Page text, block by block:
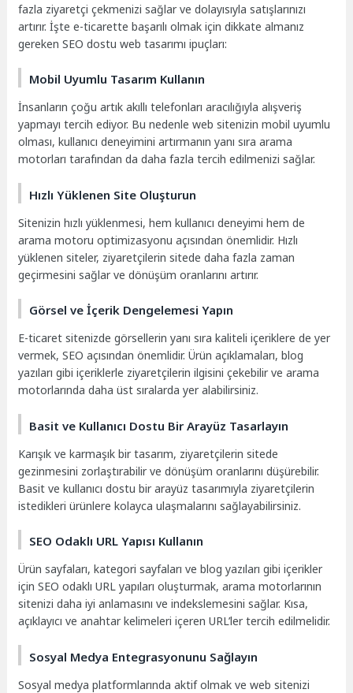
fazla ziyaretçi çekmenizi sağlar ve dolayısıyla satışlarınızı
artırır. İşte e-ticarette başarılı olmak için dikkate almanız
gereken SEO dostu web tasarımı ipuçları:
Mobil Uyumlu Tasarım Kullanın
İnsanların çoğu artık akıllı telefonları aracılığıyla alışveriş
yapmayı tercih ediyor. Bu nedenle web sitenizin mobil uyumlu
olması, kullanıcı deneyimini artırmanın yanı sıra arama
motorları tarafından da daha fazla tercih edilmenizi sağlar.
Hızlı Yüklenen Site Oluşturun
Sitenizin hızlı yüklenmesi, hem kullanıcı deneyimi hem de
arama motoru optimizasyonu açısından önemlidir. Hızlı
yüklenen siteler, ziyaretçilerin sitede daha fazla zaman
geçirmesini sağlar ve dönüşüm oranlarını artırır.
Görsel ve İçerik Dengelemesi Yapın
E-ticaret sitenizde görsellerin yanı sıra kaliteli içeriklere de yer
vermek, SEO açısından önemlidir. Ürün açıklamaları, blog
yazıları gibi içeriklerle ziyaretçilerin ilgisini çekebilir ve arama
motorlarında daha üst sıralarda yer alabilirsiniz.
Basit ve Kullanıcı Dostu Bir Arayüz Tasarlayın
Karışık ve karmaşık bir tasarım, ziyaretçilerin sitede
gezinmesini zorlaştırabilir ve dönüşüm oranlarını düşürebilir.
Basit ve kullanıcı dostu bir arayüz tasarımıyla ziyaretçilerin
istedikleri ürünlere kolayca ulaşmalarını sağlayabilirsiniz.
SEO Odaklı URL Yapısı Kullanın
Ürün sayfaları, kategori sayfaları ve blog yazıları gibi içerikler
için SEO odaklı URL yapıları oluşturmak, arama motorlarının
sitenizi daha iyi anlamasını ve indekslemesini sağlar. Kısa,
açıklayıcı ve anahtar kelimeleri içeren URL’ler tercih edilmelidir.
Sosyal Medya Entegrasyonunu Sağlayın
Sosyal medya platformlarında aktif olmak ve web sitenizi